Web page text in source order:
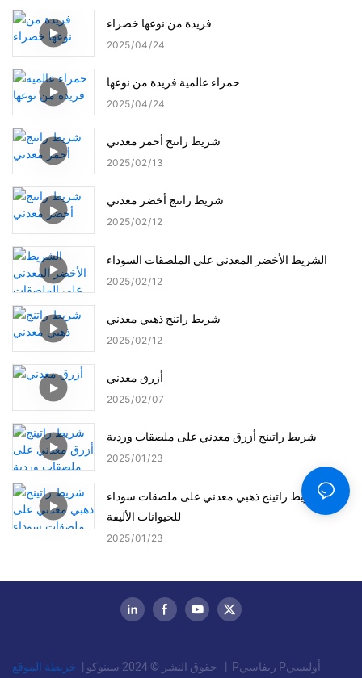
فريدة من نوعها خضراء
2025 04 24
حمراء عالمية فريدة من نوعها
2025 04 24
شريط راتنج أحمر معدني
2025 02 13
شريط راتنج أخضر معدني
2025 02 12
الشريط الأخضر المعدني على الملصقات السوداء
2025 02 12
شريط راتنج ذهبي معدني
2025 02 12
أزرق معدني
2025 02 07
شريط راتينج أزرق معدني على ملصقات وردية
2025 01 23
شريط راتينج ذهبي معدني على ملصقات سوداء
للحيوانات الأليفة
2025 01 23
حقوق النشر © 2024 سينوكو | | Pريفاسي Pأوليسي